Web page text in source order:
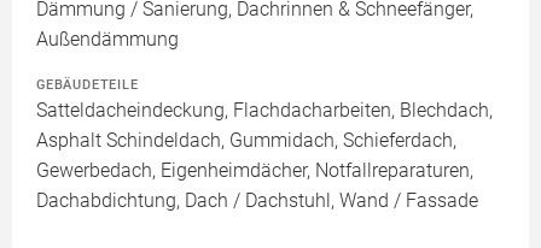
Dämmung / Sanierung, Dachrinnen & Schneefänger,
Außendämmung
GEBÄUDETEILE
Satteldacheindeckung, Flachdacharbeiten, Blechdach,
Asphalt Schindeldach, Gummidach, Schieferdach,
Gewerbedach, Eigenheimdächer, Notfallreparaturen,
Dachabdichtung, Dach / Dachstuhl, Wand / Fassade